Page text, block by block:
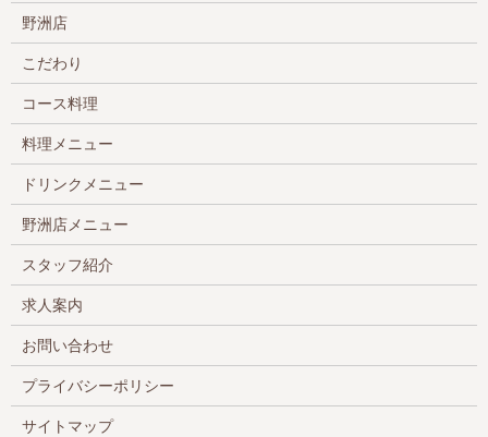
野洲店
こだわり
コース料理
料理メニュー
ドリンクメニュー
野洲店メニュー
スタッフ紹介
求人案内
お問い合わせ
プライバシーポリシー
サイトマップ